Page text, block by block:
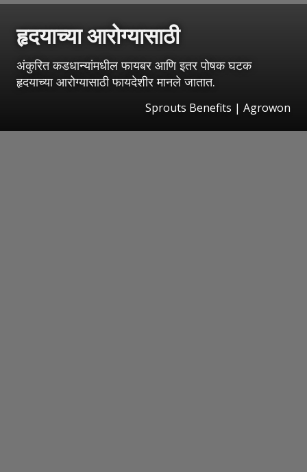
हृदयाच्या आरोग्यासाठी
अंकुरित कडधान्यांमधील फायबर आणि इतर पोषक घटक
हृदयाच्या आरोग्यासाठी फायदेशीर मानले जातात.
Sprouts Benefits | Agrowon